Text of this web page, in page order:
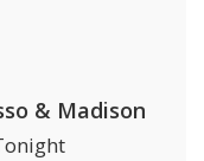
& Madison